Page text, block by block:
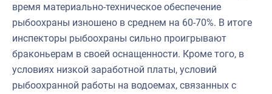
время материально-техническое обеспечение
рыбоохраны изношено в среднем на 60-70%. В итоге
инспекторы рыбоохраны сильно проигрывают
браконьерам в своей оснащенности. Кроме того, в
условиях низкой заработной платы, условий
рыбоохранной работы на водоемах, связанных с